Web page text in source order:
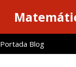
Portada Blog